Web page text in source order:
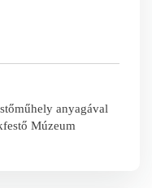
anyagával
Múzeum